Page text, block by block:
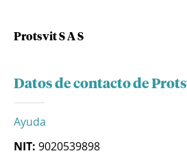
Protsvit S A S
Datos de contacto de
Ayuda
NIT: 9020539898